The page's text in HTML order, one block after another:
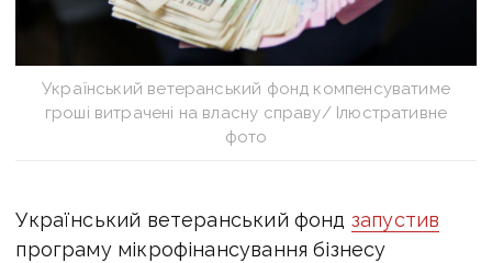
Український ветеранський фонд компенсуватиме
гроші витрачені на власну справу/ Ілюстративне
фото
Український ветеранський фонд запустив
програму мікрофінансування бізнесу